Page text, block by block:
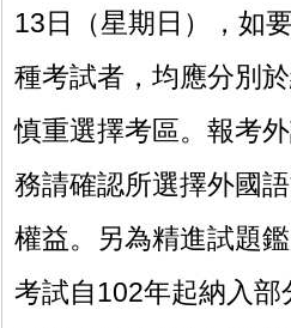
13日（星期日），如
種考試者，均應分別
慎重選擇考區。報考
務請確認所選擇外國
權益。另為精進試題
考試自102年起納入